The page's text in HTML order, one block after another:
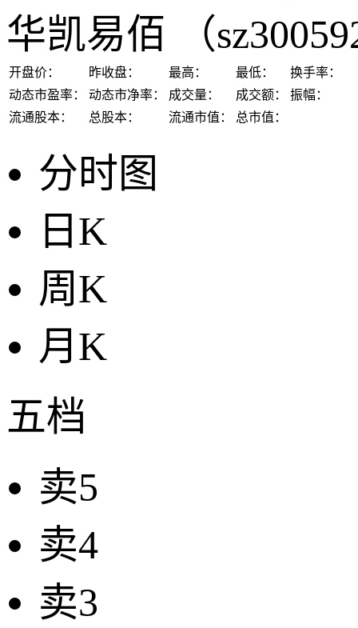
华凯易佰
（
开盘价： 昨收盘： 最高： 最低：
换手率：
动态市盈率：
动态市净率： 成交量： 成交额：
振幅：
流通股本：
总股本： 流通市值： 总市值：
分时图
日K
周K
月K
五档
卖5
卖4
卖3